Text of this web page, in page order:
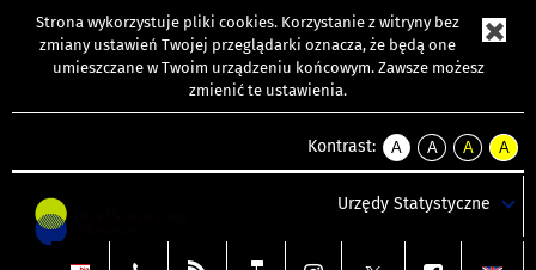
Strona wykorzystuje pliki cookies. Korzystanie z witryny bez
zmiany ustawień Twojej przeglądarki oznacza, że będą one
umieszczane w Twoim urządzeniu końcowym. Zawsze możesz
zmienić te ustawienia.
Kontrast:
A
kontrast
A
kontrast
tekst
czarnym
A
kontrast
tekst
czarnym
A
tekst
żółtym
Urzędy Statystyczne